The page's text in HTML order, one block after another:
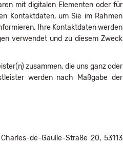
mit digitalen Elementen oder für
Kontaktdaten, um Sie im Rahmen
Ihre Kontaktdaten werden
verwendet und zu diesem Zweck
zusammen, die uns ganz oder
werden nach Maßgabe der
de-Gaulle-Straße 20, 53113